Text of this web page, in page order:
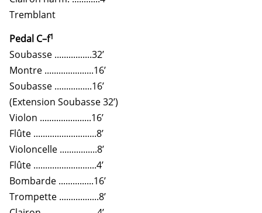
Tremblant
Pedal C–f1
Soubasse ................32’
Montre .....................16’
Soubasse ................16’
(Extension Soubasse 32’)
Violon ......................16’
Flûte ...........................8’
Violoncelle ................8’
Flûte ...........................4’
Bombarde ...............16’
Trompette .................8’